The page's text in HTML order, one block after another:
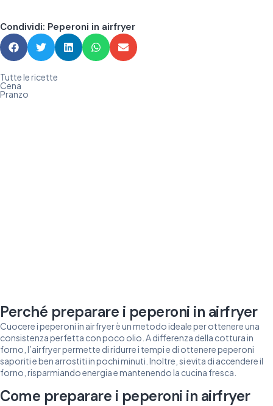
Condividi: Peperoni in airfryer
Tutte le ricette
Cena
Pranzo
Perché preparare i peperoni in airfryer
Cuocere i peperoni in airfryer è un metodo ideale per ottenere una
consistenza perfetta con poco olio. A differenza della cottura in
forno, l’airfryer permette di ridurre i tempi e di ottenere peperoni
saporiti e ben arrostiti in pochi minuti. Inoltre, si evita di accendere il
forno, risparmiando energia e mantenendo la cucina fresca.
Come preparare i peperoni in airfryer